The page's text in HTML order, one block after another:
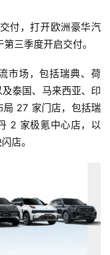
付，打开欧洲豪华汽
三季度开启交付。
市场，包括瑞典、荷
泰国、马来西亚、印
局 27 家门店，包括瑞
2 家极氪中心店，以
店。